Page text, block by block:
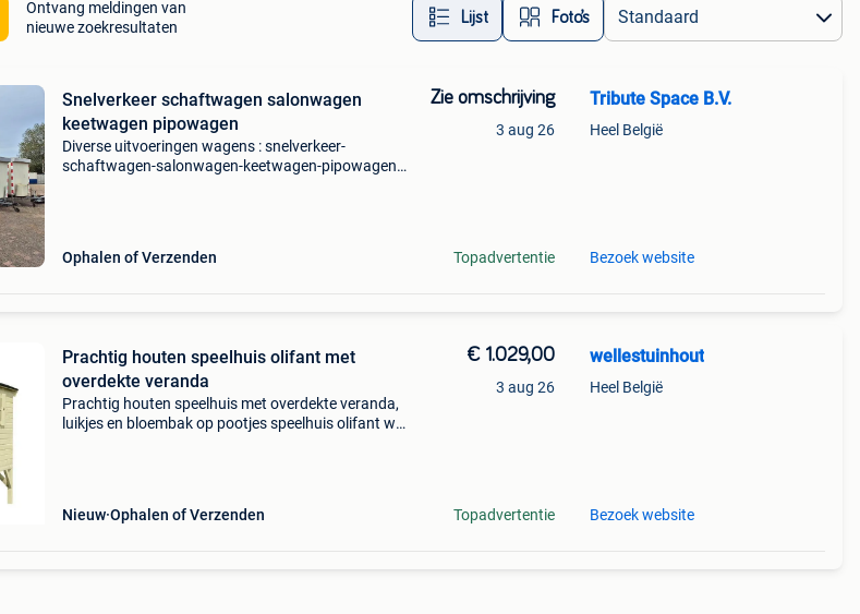
Ontvang meldingen van
nieuwe zoekresultaten
Lijst Foto’s
Snelverkeer schaftwagen salonwagen
keetwagen pipowagen
Diverse uitvoeringen wagens : snelverkeer-
schaftwagen-salonwagen-keetwagen-pipowagens
Ophalen of Verzenden
Zie omschrijving
3 aug 26
Topadvertentie
Tribute Space B.V.
Heel België
Bezoek website
Prachtig houten speelhuis olifant met
overdekte veranda
Prachtig houten speelhuis met overdekte veranda,
luikjes en bloembak op pootjes speelhuis olifant wie
Nieuw Ophalen of Verzenden
€ 1.029,00
3 aug 26
Topadvertentie
wellestuinhout
Heel België
Bezoek website